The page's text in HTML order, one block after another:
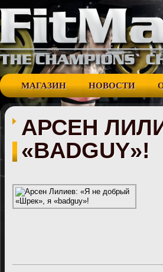
МАГАЗИН НОВОСТИ
АРСЕН
«BADGUY»!